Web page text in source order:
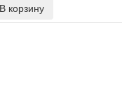
В корзину